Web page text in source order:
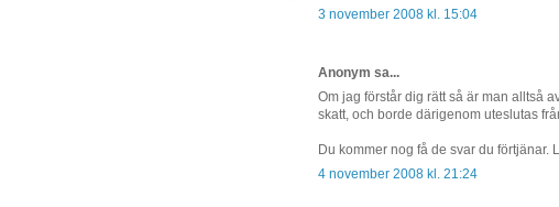
3 november 2008 kl. 15:04
Anonym sa...
Om jag förstår dig rätt så är man alltså
skatt, och borde därigenom uteslutas
Du kommer nog få de svar du förtjänar.
4 november 2008 kl. 21:24